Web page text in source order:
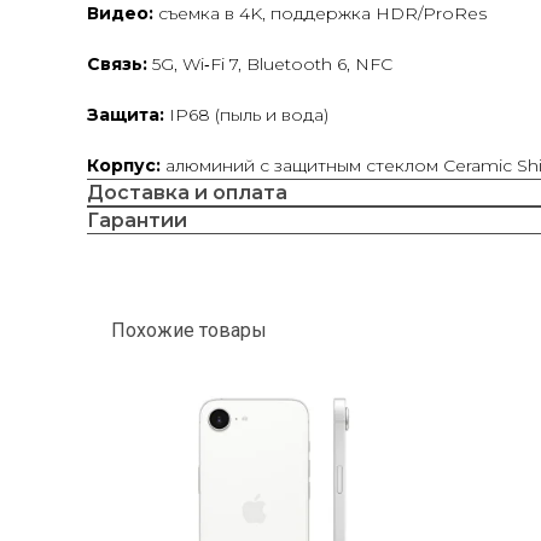
Видео: съемка в 4K, поддержка HDR/ProRes
Связь: 5G, Wi‑Fi 7, Bluetooth 6, NFC
Защита: IP68 (пыль и вода)
Корпус: алюминий с защитным стеклом Ceramic
Доставка и оплата
Гарантии
Похожие товары